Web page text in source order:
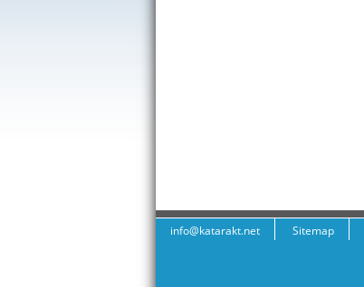
info@katarakt.net Sitemap